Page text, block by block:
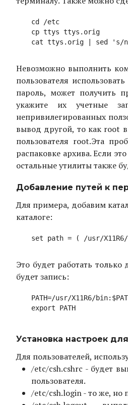
cd /etc
cp ttys ttys.orig
Невозможно выполнить
пользователя
пароль, может получить
укажите их учетные
непривилегированных
вывод другой, то как root
пользователя root.Эта
распаковке архива. Если
остальные утилиты также
Добавление путей к
Для примера, добавим
каталоге:
Это будет работать только
будет запись:
PATH=/usr/X11R6/
Установка настроек
Для пользователей,
/etc/csh.cshrc - будет
пользователя.
/etc/csh.login - то же, но